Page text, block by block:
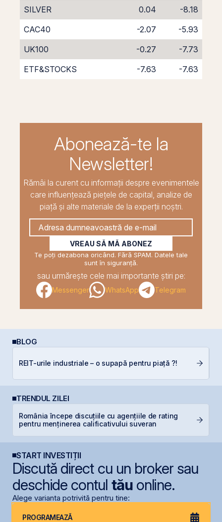
SILVER
0.04
-8.18
CAC40
-2.07
-5.93
UK100
-0.27
-7.73
ETF&STOCKS
-7.63 -7.63
Abonează-te la
Newsletter!
Rămâi la curent cu informații despre evenimentele
care influențează piețele de capital, analize de
piață și alte materiale de la experții noștri.
VREAU SĂ MĂ ABONEZ
Te poți dezabona oricând. Fără SPAM. Datele tale
sunt în siguranță.
sau urmărește cele mai importante știri pe:
Messenger WhatsApp Telegram
BLOG
REIT-urile industriale – o supapă pentru piață ?!
TRENDUL ZILEI
România începe discuțiile cu agențiile de rating
pentru menținerea calificativului suveran
START INVESTIȚII
Discută direct cu un broker sau
deschide contul tăuonline.
Alege varianta potrivită pentru tine:
PROGRAMEAZĂ